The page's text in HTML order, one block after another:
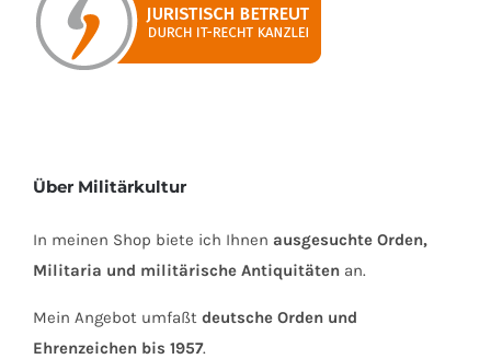
Über Militärkultur
In meinen Shop biete ich Ihnen ausgesuchte Orden,
Militaria und militärische Antiquitäten an.
Mein Angebot umfaßt deutsche Orden und
Ehrenzeichen bis 1957.